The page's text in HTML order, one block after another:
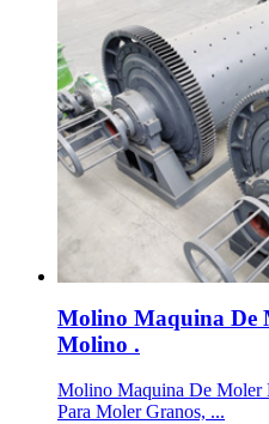
Molino Maquina De
Molino .
Molino Maquina De Moler
Para Moler Granos, ...